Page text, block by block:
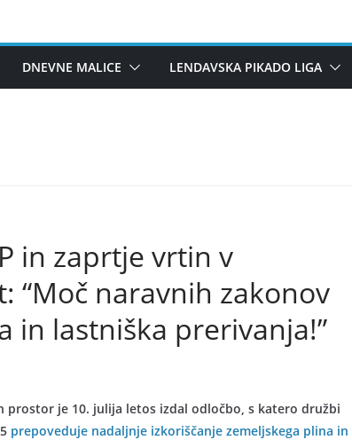
DNEVNE MALICE LENDAVSKA PIKADO LIGA
in zaprtje vrtin v
“Moč naravnih zakonov
in lastniška prerivanja!”
prostor je 10. julija letos izdal odločbo, s katero družbi
prepoveduje nadaljnje izkoriščanje zemeljskega plina in